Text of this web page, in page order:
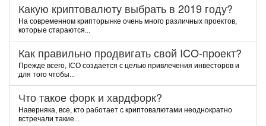
Какую криптовалюту выбрать в 2019 году?
На современном крипторынке очень много различных проектов,
которые стараются...
Как правильно продвигать свой ICO-проект?
Прежде всего, ICO создается с целью привлечения инвесторов и
для того чтобы...
Что такое форк и хардфорк?
Наверняка, все, кто работает с криптовалютами неоднократно
встречали такие...